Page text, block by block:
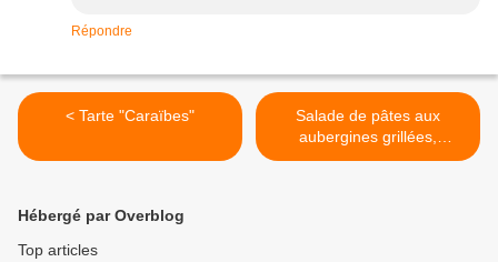
Répondre
< Tarte "Caraïbes"
Salade de pâtes aux
aubergines grillées,
tomates confites et fromage
Hébergé par Overblog
Top articles